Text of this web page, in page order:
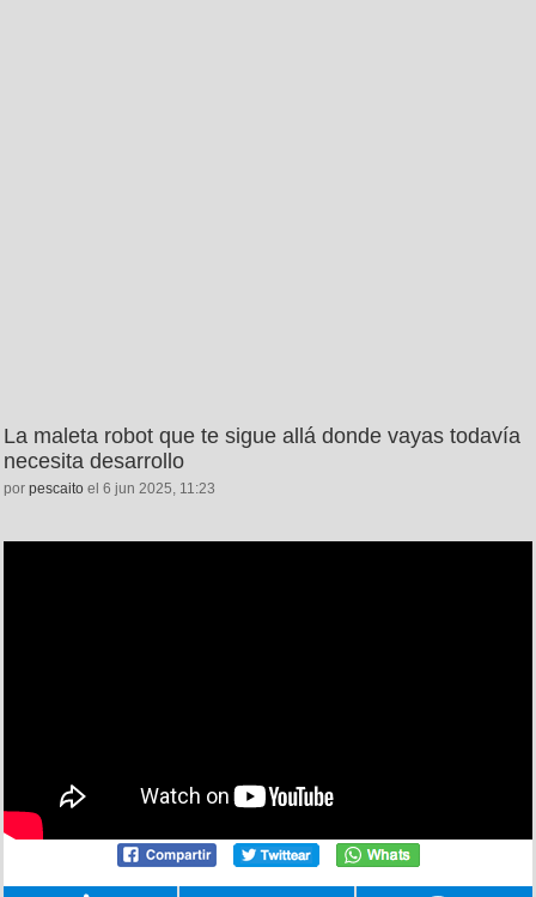
La maleta robot que te sigue allá donde vayas todavía
necesita desarrollo
por pescaito el 6 jun 2025, 11:23